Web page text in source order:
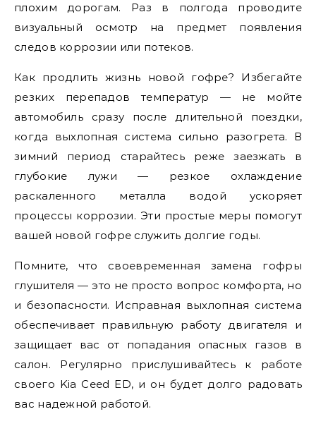
плохим дорогам. Раз в полгода проводите
визуальный осмотр на предмет появления
следов коррозии или потеков.
Как продлить жизнь новой гофре? Избегайте
резких перепадов температур — не мойте
автомобиль сразу после длительной поездки,
когда выхлопная система сильно разогрета. В
зимний период старайтесь реже заезжать в
глубокие лужи — резкое охлаждение
раскаленного металла водой ускоряет
процессы коррозии. Эти простые меры помогут
вашей новой гофре служить долгие годы.
Помните, что своевременная замена гофры
глушителя — это не просто вопрос комфорта, но
и безопасности. Исправная выхлопная система
обеспечивает правильную работу двигателя и
защищает вас от попадания опасных газов в
салон. Регулярно прислушивайтесь к работе
своего Kia Ceed ED, и он будет долго радовать
вас надежной работой.